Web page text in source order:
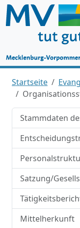
Startseite
Stammdaten
Satzung/
Mittelherkunft